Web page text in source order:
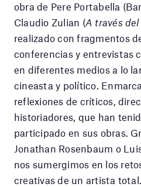
obra de Pere Portabella
Claudio Zulian (A través
realizado con fragmentos
conferencias y entrevistas
en diferentes medios a lo
cineasta y político.
reflexiones de críticos,
historiadores, que han
participado en sus obras.
Jonathan Rosenbaum o
nos sumergimos en los
creativas de un artista total.